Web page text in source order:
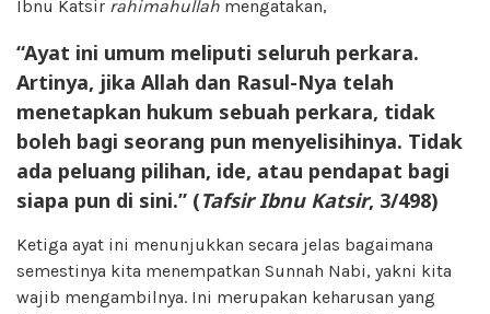
Ibnu Katsir rahimahullah mengatakan,
“Ayat ini umum meliputi seluruh perkara.
Artinya, jika Allah dan Rasul-Nya telah
menetapkan hukum sebuah perkara, tidak
boleh bagi seorang pun menyelisihinya. Tidak
ada peluang pilihan, ide, atau pendapat bagi
siapa pun di sini.” (Tafsir Ibnu Katsir, 3/498)
Ketiga ayat ini menunjukkan secara jelas bagaimana
semestinya kita menempatkan Sunnah Nabi, yakni kita
wajib mengambilnya. Ini merupakan keharusan yang